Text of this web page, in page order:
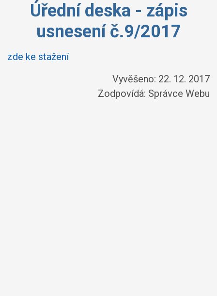
Úřední deska - zápis
usnesení č.9/2017
zde ke stažení
Vyvěšeno: 22. 12. 2017
Zodpovídá: Správce Webu